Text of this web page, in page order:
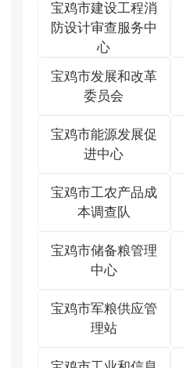
宝鸡市建设工程消
防设计审查服务中
心
宝鸡市发展和改革
委员会
宝鸡市能源发展促
进中心
宝鸡市工农产品成
本调查队
宝鸡市储备粮管理
中心
宝鸡市军粮供应管
理站